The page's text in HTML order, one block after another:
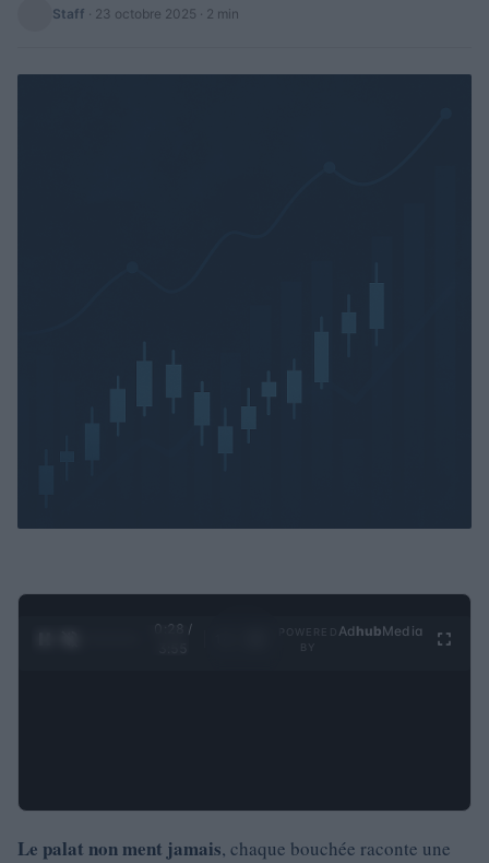
Staff · 23 octobre 2025 · 2 min
0:28 /
Ad hubMedia
Le palat non ment jamais, chaque bouchée raconte une